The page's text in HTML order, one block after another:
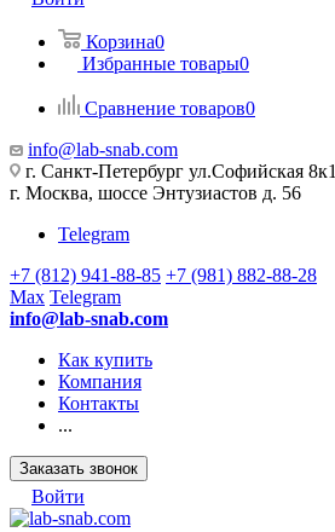
Корзина0
Избранные товары0
Сравнение товаров0
info@lab-snab.com
г. Санкт-Петербург ул.Софийская 8к1
г. Москва, шоссе Энтузиастов д. 56
Telegram
+7 (812) 941-88-85 +7 (981) 882-88-28
Max Telegram
info@lab-snab.com
Как купить
Компания
Контакты
...
Заказать звонок
Войти